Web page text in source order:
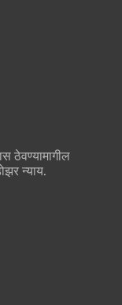
ठेवण्यामागील
न्याय.